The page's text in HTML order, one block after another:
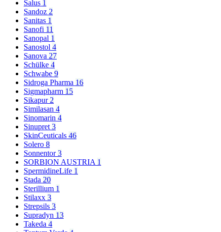
Salus 1
Sandoz 2
Sanitas 1
Sanofi 11
Sanopal 1
Sanostol 4
Sanova 27
Schülke 4
Schwabe 9
Sidroga Pharma 16
Sigmapharm 15
Sikapur 2
Similasan 4
Sinomarin 4
Sinupret 3
SkinCeuticals 46
Solero 8
Sonnentor3
SORBION AUSTRIA 1
SpermidineLife 1
Stada 20
Sterillium 1
Stilaxx 3
Strepsils 3
Supradyn 13
Takeda 4